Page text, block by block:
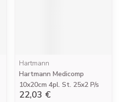
Hartmann
Hartmann Medicomp
10x20cm 4pl. St. 25x2 P/s
22,03 €